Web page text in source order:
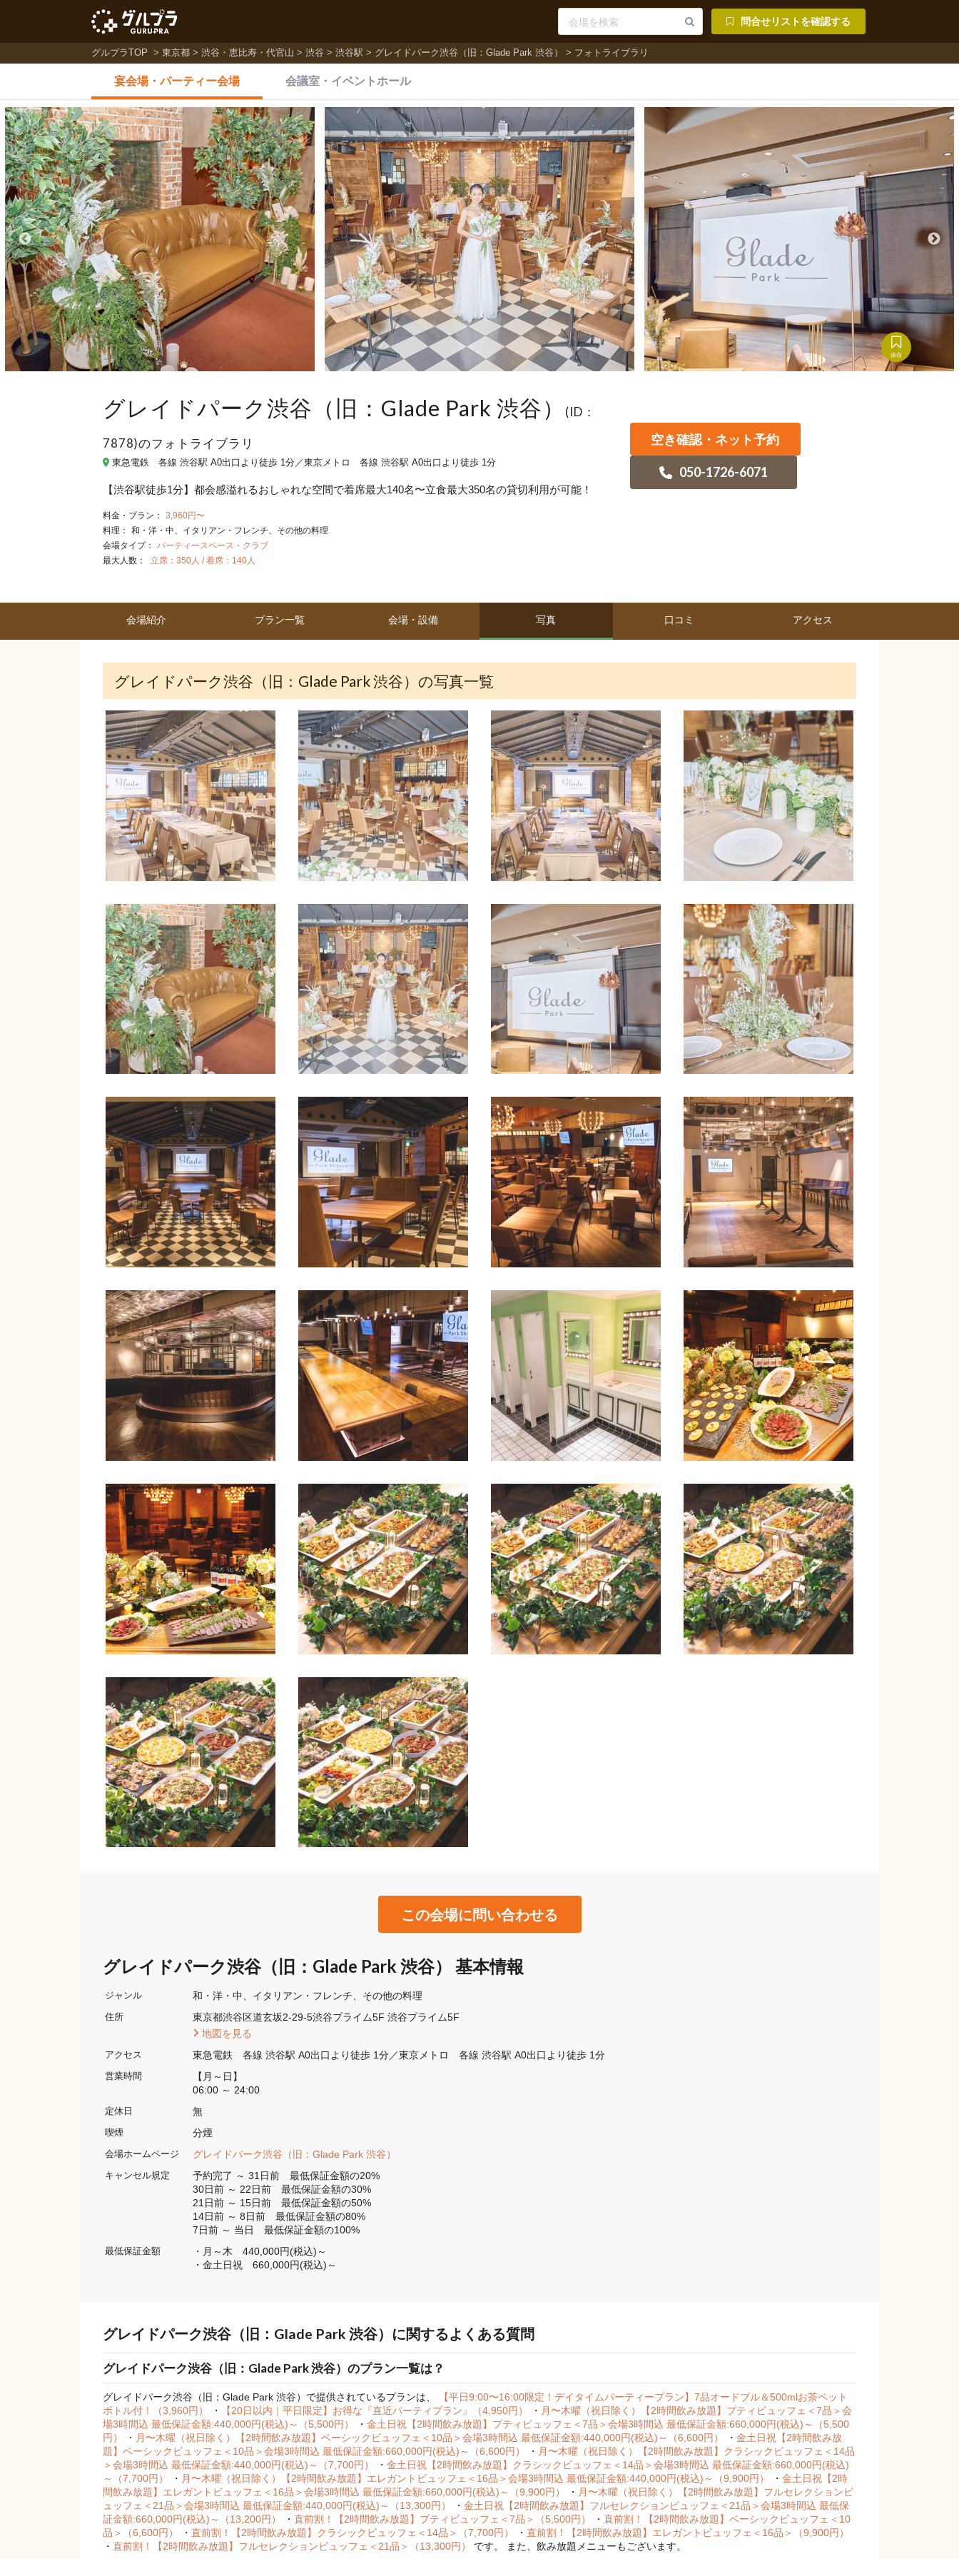
問合せリストを確認する
グルプラTOP 東京都 渋谷・恵比寿・代官山 渋谷 渋谷駅 グレイドパーク渋谷（旧：Glade Park 渋谷） フォトライブラリ
宴会場・パーティー会場 会議室・ イベントホール
保存
グレイドパーク渋谷（旧：Glade Park 渋谷） (ID：
7878)のフォトライブラリ
東急電鉄 各線 渋谷駅 A0出口より徒歩 1分／東京メトロ 各線 渋谷駅 A0出口より徒歩 1分
【渋谷駅徒歩1分】都会感溢れるおしゃれな空間で着席最大140名〜立食最大350名の貸切利用が可能！
料金・プラン：
3,960円〜
料理：
和・洋・中 イタリアン・フレンチ
その他の料理
会場タイプ：
パーティースペース・クラブ
最大人数：
立席：350人 / 着席：140人
空き確認・ネット予約
050-1726-6071
会場紹介 プラン一覧 会場・設備 写真 口コミ アクセス
グレイドパーク渋谷（旧：Glade Park 渋谷）の写真一覧
この会場に問い合わせる
グレイドパーク渋谷（旧：Glade Park 渋谷） 基本情報
ジャンル 和・洋・中 イタリアン・フレンチ その他の料理
住所
東京都渋谷区道玄坂2-29-5渋谷プライム5F 渋谷プライム5F
地図を見る
アクセス 東急電鉄　各線 渋谷駅 A0出口より徒歩 1分／東京メトロ　各線 渋谷駅 A0出口より徒歩 1分
営業時間
【月～日】
06:00 ～ 24:00
定休日 無
喫煙 分煙
会場ホームページ グレイドパーク渋谷（旧：Glade Park 渋谷）
キャンセル規定
予約完了 ～ 31日前　最低保証金額の20%
30日前 ～ 22日前　最低保証金額の30%
21日前 ～ 15日前　最低保証金額の50%
14日前 ～ 8日前　最低保証金額の80%
7日前 ～ 当日　最低保証金額の100%
最低保証金額
・月～木　440,000円(税込)～
・金土日祝　660,000円(税込)～
グレイドパーク渋谷（旧：Glade Park 渋谷）に関するよくある質問
グレイドパーク渋谷（旧：Glade Park 渋谷）のプラン一覧は？
グレイドパーク渋谷（旧：Glade Park 渋谷）で提供されているプランは、
【平日9:00〜16:00限定！デイタイムパーティープラン】7品オードブル＆500mlお茶ペット
ボトル付！（3,960円）
・ 【20日以内｜平日限定】お得な『直近パーティプラン』（4,950円） ・ 月〜木曜（祝日除く）【2時間飲み放題】プティビュッフェ＜7品＞会
場3時間込 最低保証金額:440,000円(税込)～（5,500円）
・ 金土日祝【2時間飲み放題】プティビュッフェ＜7品＞会場3時間込 最低保証金額:660,000円(税込)～（5,500
円）
・ 月〜木曜（祝日除く）【2時間飲み放題】ベーシックビュッフェ＜10品＞会場3時間込 最低保証金額:440,000円(税込)～（6,600円） ・ 金土日祝【2時間飲み放
題】ベーシックビュッフェ＜10品＞会場3時間込 最低保証金額:660,000円(税込)～（6,600円）
・ 月〜木曜（祝日除く）【2時間飲み放題】クラシックビュッフェ＜14品
＞会場3時間込 最低保証金額:440,000円(税込)～（7,700円）
・ 金土日祝【2時間飲み放題】クラシックビュッフェ＜14品＞会場3時間込 最低保証金額:660,000円(税込)
～（7,700円）
・ 月〜木曜（祝日除く）【2時間飲み放題】エレガントビュッフェ＜16品＞会場3時間込 最低保証金額:440,000円(税込)～（9,900円） ・ 金土日祝【2時
間飲み放題】エレガントビュッフェ＜16品＞会場3時間込 最低保証金額:660,000円(税込)～（9,900円）
・ 月〜木曜（祝日除く）【2時間飲み放題】フルセレクションビ
ュッフェ＜21品＞会場3時間込 最低保証金額:440,000円(税込)～（13,300円）
・ 金土日祝【2時間飲み放題】フルセレクションビュッフェ＜21品＞会場3時間込 最低保
証金額:660,000円(税込)～（13,200円）
・ 直前割！【2時間飲み放題】プティビュッフェ＜7品＞（5,500円） ・ 直前割！【2時間飲み放題】ベーシックビュッフェ＜10
品＞（6,600円）
・ 直前割！【2時間飲み放題】クラシックビュッフェ＜14品＞（7,700円） ・ 直前割！【2時間飲み放題】エレガントビュッフェ＜16品＞（9,900円）
・ 直前割！【2時間飲み放題】フルセレクションビュッフェ＜21品＞（13,300円） です。 また、飲み放題メニューもございます。